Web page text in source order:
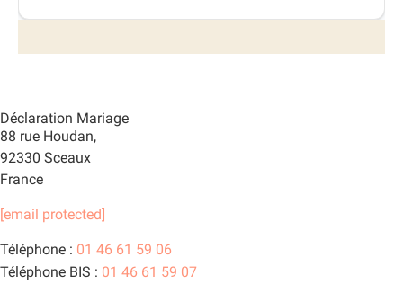
Déclaration Mariage
88 rue Houdan,
92330 Sceaux
France
[email protected]
Téléphone : 01 46 61 59 06
Téléphone BIS : 01 46 61 59 07